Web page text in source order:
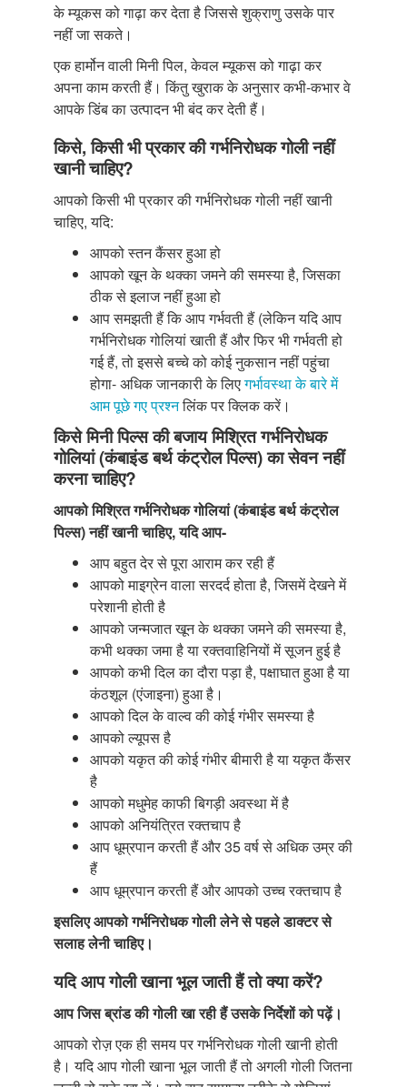
के म्यूकस को गाढ़ा कर देता है जिससे शुक्राणु उसके पार
नहीं जा सकते।
एक हार्मोन वाली मिनी पिल, केवल म्यूकस को गाढ़ा कर
अपना काम करती हैं। किंतु खुराक के अनुसार कभी-कभार वे
आपके डिंब का उत्पादन भी बंद कर देती हैं।
किसे, किसी भी प्रकार की गर्भनिरोधक गोली नहीं
खानी चाहिए?
आपको किसी भी प्रकार की गर्भनिरोधक गोली नहीं खानी
चाहिए, यदि:
आपको स्तन कैंसर हुआ हो
आपको खून के थक्का जमने की समस्या है, जिसका
ठीक से इलाज नहीं हुआ हो
आप समझती हैं कि आप गर्भवती हैं (लेकिन यदि आप
गर्भनिरोधक गोलियां खाती हैं और फिर भी गर्भवती हो
गई हैं, तो इससे बच्चे को कोई नुकसान नहीं पहुंचा
होगा- अधिक जानकारी के लिएगर्भावस्था के बारे में
आम पूछे गए प्रश्नलिंक पर क्लिक करें।
किसे मिनी पिल्स की बजाय मिश्रित गर्भनिरोधक
गोलियां (कंबाइंड बर्थ कंट्रोल पिल्स) का सेवन नहीं
करना चाहिए?
आपको मिश्रित गर्भनिरोधक गोलियां (कंबाइंड बर्थ कंट्रोल
पिल्स) नहीं खानी चाहिए, यदि आप-
आप बहुत देर से पूरा आराम कर रही हैं
आपको माइग्रेन वाला सरदर्द होता है, जिसमें देखने में
परेशानी होती है
आपको जन्मजात खून के थक्का जमने की समस्या है,
कभी थक्का जमा है या रक्तवाहिनियों में सूजन हुई है
आपको कभी दिल का दौरा पड़ा है, पक्षाघात हुआ है या
कंठशूल (एंजाइना) हुआ है।
आपको दिल के वाल्व की कोई गंभीर समस्या है
आपको ल्यूपस है
आपको यकृत की कोई गंभीर बीमारी है या यकृत कैंसर
है
आपको मधुमेह काफी बिगड़ी अवस्था में है
आपको अनियंत्रित रक्तचाप है
आप धूम्रपान करती हैं और 35 वर्ष से अधिक उम्र की
हैं
आप धूम्रपान करती हैं और आपको उच्च रक्तचाप है
इसलिए आपको गर्भनिरोधक गोली लेने से पहले डाक्टर से
सलाह लेनी चाहिए।
यदि आप गोली खाना भूल जाती हैं तो क्या करें?
आप जिस ब्रांड की गोली खा रही हैं उसके निर्देशोंको पढ़ें।
आपको रोज़ एक ही समय पर गर्भनिरोधक गोली खानी होती
है। यदि आप गोली खाना भूल जाती हैं तो अगली गोली जितना